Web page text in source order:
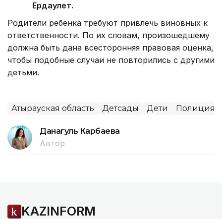
Ердаулет.
Родители ребенка требуют привлечь виновных к
ответственности. По их словам, произошедшему
должна быть дана всесторонняя правовая оценка,
чтобы подобные случаи не повторились с другими
детьми.
Атырауская область Детсады Дети Полиция
Данагуль Карбаева
Автор
KAZINFORM